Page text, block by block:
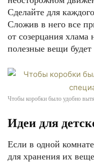
Сделайте для
Сложив в него все
от созерцания хлама
полезные вещи
Чтобы коробки было удобно
Идеи для
Если в одной
для хранения их